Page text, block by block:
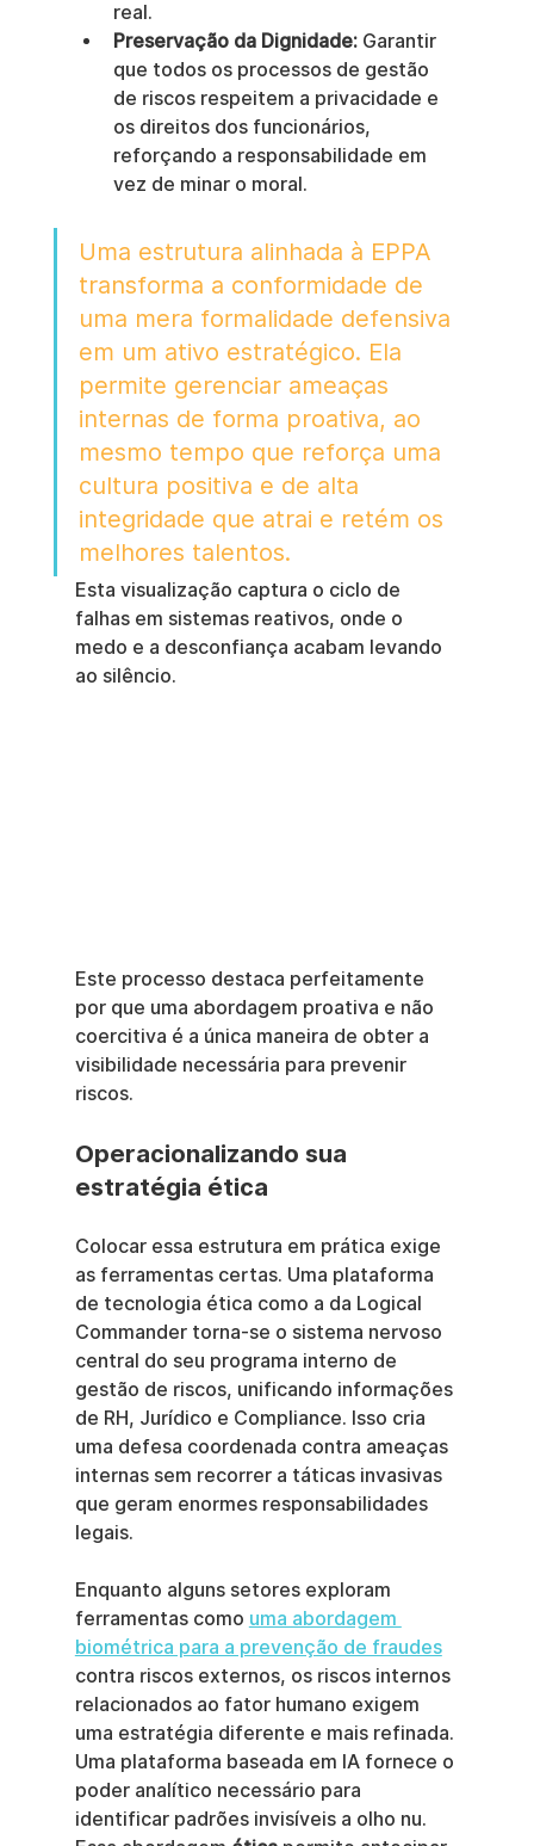
real.
Preservação da Dignidade: Garantir
que todos os processos de gestão
de riscos respeitem a privacidade e
os direitos dos funcionários,
reforçando a responsabilidade em
vez de minar o moral.
Uma estrutura alinhada à EPPA
transforma a conformidade de
uma mera formalidade defensiva
em um ativo estratégico. Ela
permite gerenciar ameaças
internas de forma proativa, ao
mesmo tempo que reforça uma
cultura positiva e de alta
integridade que atrai e retém os
melhores talentos.
Esta visualização captura o ciclo de
falhas em sistemas reativos, onde o
medo e a desconfiança acabam levando
ao silêncio.
Este processo destaca perfeitamente
por que uma abordagem proativa e não
coercitiva é a única maneira de obter a
visibilidade necessária para prevenir
riscos.
Operacionalizando sua
estratégia ética
Colocar essa estrutura em prática exige
as ferramentas certas. Uma plataforma
de tecnologia ética como a da Logical
Commander torna-se o sistema nervoso
central do seu programa interno de
gestão de riscos, unificando informações
de RH, Jurídico e Compliance. Isso cria
uma defesa coordenada contra ameaças
internas sem recorrer a táticas invasivas
que geram enormes responsabilidades
legais.
Enquanto alguns setores exploram
ferramentas como uma abordagem
biométrica para a prevenção de fraudes
contra riscos externos, os riscos internos
relacionados ao fator humano exigem
uma estratégia diferente e mais refinada.
Uma plataforma baseada em IA fornece o
poder analítico necessário para
identificar padrões invisíveis a olho nu.